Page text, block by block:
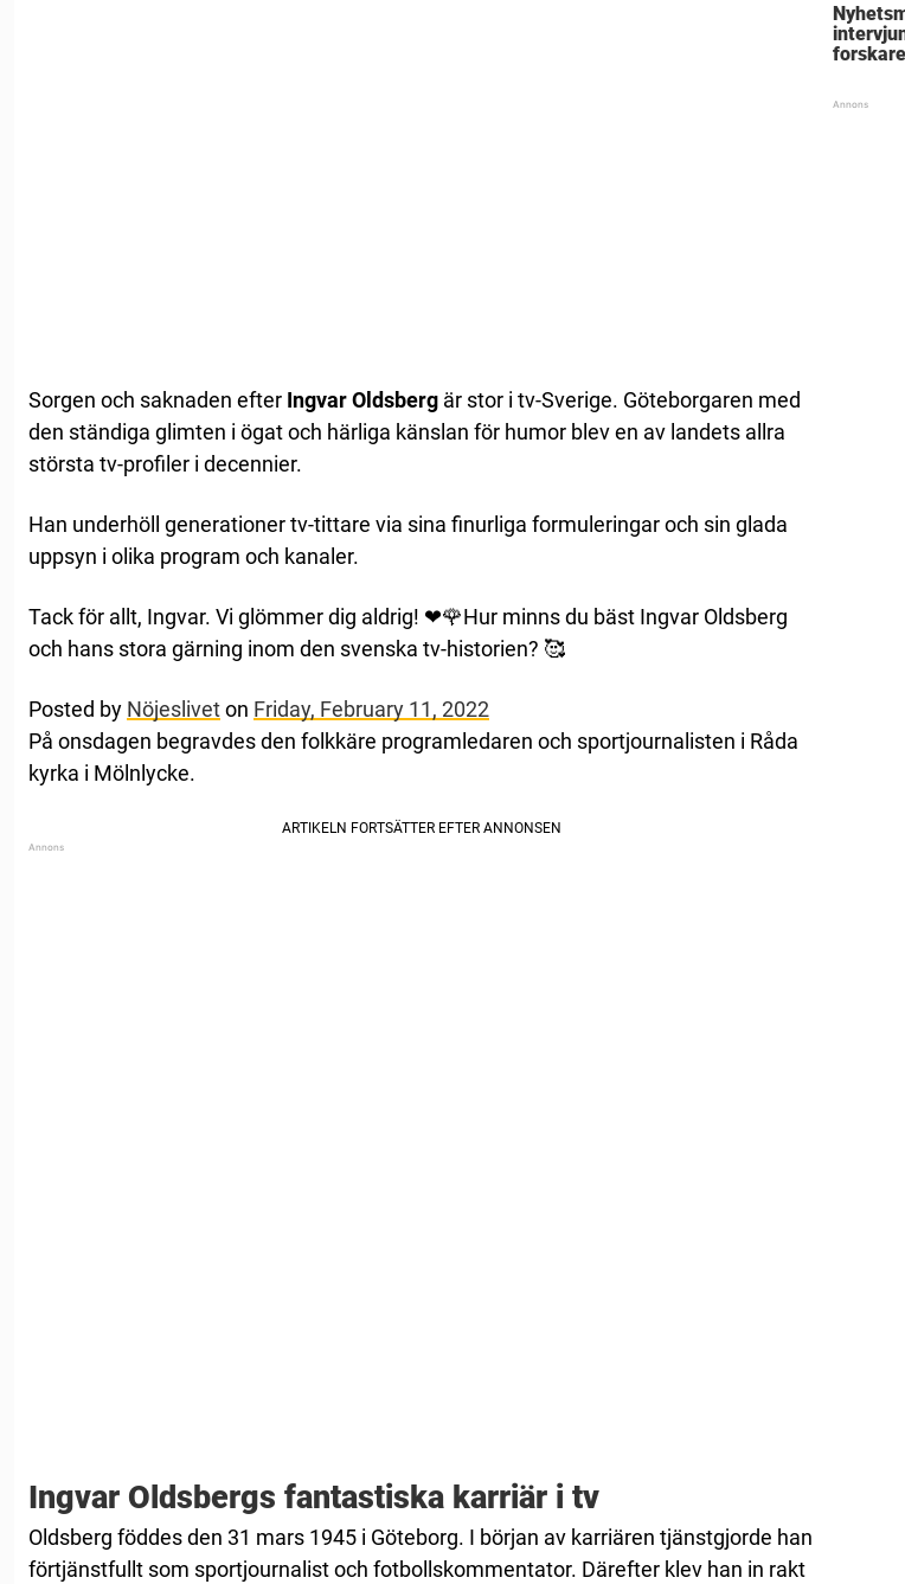
Sorgen och saknaden efter Ingvar Oldsberg är stor i tv-Sverige. Göteborgaren med
den ständiga glimten i ögat och härliga känslan för humor blev en av landets allra
största tv-profiler i decennier.
Han underhöll generationer tv-tittare via sina finurliga formuleringar och sin glada
uppsyn i olika program och kanaler.
Tack för allt, Ingvar. Vi glömmer dig aldrig! ❤🌹Hur minns du bäst Ingvar Oldsberg
och hans stora gärning inom den svenska tv-historien? 🥰
Posted by Nöjesliveton Friday, February 11, 2022
På onsdagen begravdes den folkkäre programledaren och sportjournalisten i Råda
kyrka i Mölnlycke.
Ingvar Oldsbergs fantastiska karriär i tv
Oldsberg föddes den 31 mars 1945 i Göteborg. I början av karriären tjänstgjorde han
förtjänstfullt som sportjournalist och fotbollskommentator. Därefter klev han in rakt